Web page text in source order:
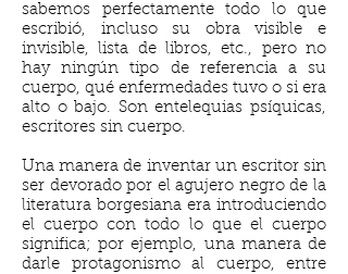
sabemos perfectamente todo lo que
escribió, incluso su obra visible e
invisible, lista de libros, etc., pero no
hay ningún tipo de referencia a su
cuerpo, qué enfermedades tuvo o si era
alto o bajo. Son entelequias psíquicas,
escritores sin cuerpo.
Una manera de inventar un escritor sin
ser devorado por el agujero negro de la
literatura borgesiana era introduciendo
el cuerpo con todo lo que el cuerpo
significa; por ejemplo, una manera de
darle protagonismo al cuerpo, entre